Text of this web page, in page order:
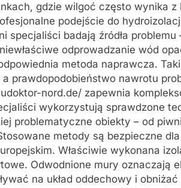
gdzie wilgoć często wynika z
podejście do
specjaliści badają źródła
odprowadzanie wód
metoda naprawcza.
a prawdopodobieństwo nawrotu
nord.de/ zapewnia
wykorzystują sprawdzone
problematyczne obiekty – od
metody są bezpieczne
Właściwie wykonana
Odwodnione mury oznaczają
na układ oddechowy i